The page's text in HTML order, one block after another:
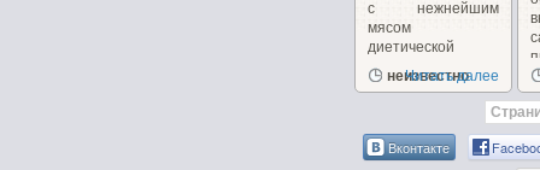
с нежнейшим
мясом
диетической
птицы.
неизвестно
Читать далее
Вконтакте